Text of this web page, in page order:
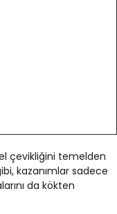
çevikliğini temelden
kazanımlar sadece
da kökten